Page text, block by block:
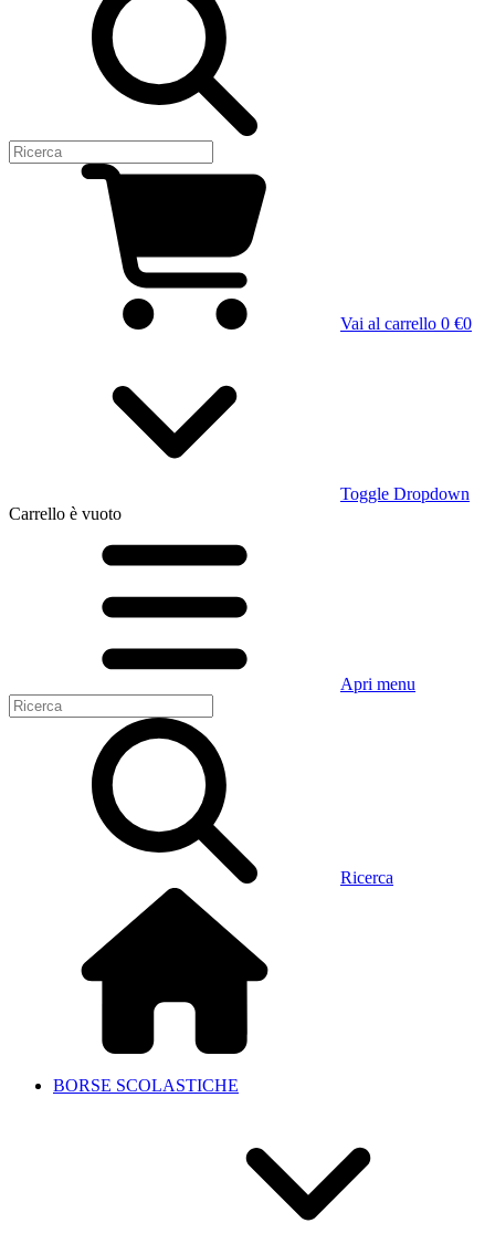
Vai al carrello 0 €0
Toggle Dropdown
Carrello è vuoto
Apri menu
Ricerca
BORSE SCOLASTICHE